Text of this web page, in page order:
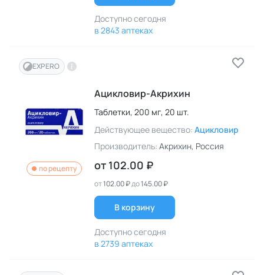
Доступно сегодня
в 2843 аптеках
EXPERO
по рецепту
Ацикловир-Акрихин
Таблетки, 200 мг, 20 шт.
Действующее вещество: Ацикловир
Производитель: Акрихин, Россия
от 102.00 ₽
от102.00 ₽до145.00 ₽
В корзину
Доступно сегодня
в 2739 аптеках